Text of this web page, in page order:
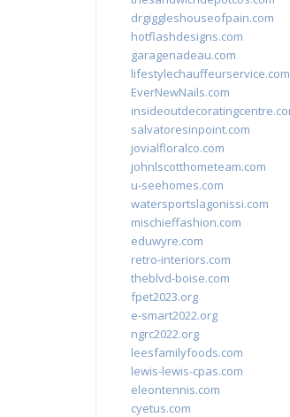
drgiggleshouseofpain.com
hotflashdesigns.com
garagenadeau.com
lifestylechauffeurservice.com
EverNewNails.com
salvatoresinpoint.com
jovialfloralco.com
johnlscotthometeam.com
u-seehomes.com
watersportslagonissi.com
mischieffashion.com
eduwyre.com
retro-interiors.com
theblvd-boise.com
fpet2023.org
e-smart2022.org
ngrc2022.org
leesfamilyfoods.com
lewis-lewis-cpas.com
eleontennis.com
cyetus.com